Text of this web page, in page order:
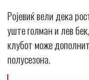
Ројевиќ вели дека
уште голман и лев
клубот може
полусезона.